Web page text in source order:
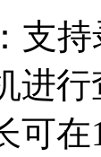
支
进
可